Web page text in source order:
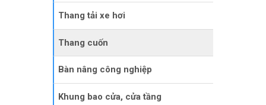
Thang tải xe hơi
Thang cuốn
Bàn nâng công nghiệp
Khung bao cửa, cửa tầng